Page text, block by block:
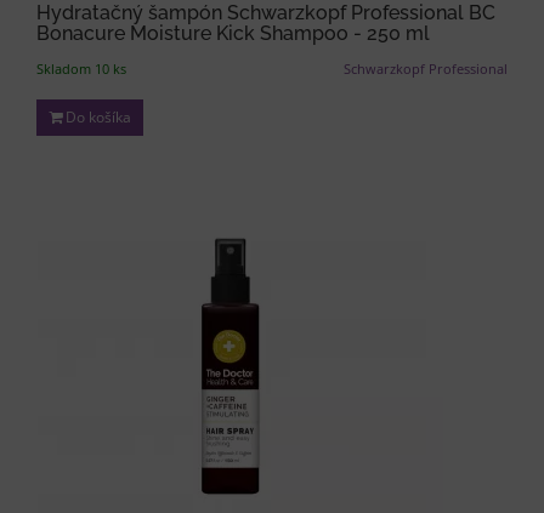
Hydratačný šampón Schwarzkopf Professional BC
Bonacure Moisture Kick Shampoo - 250 ml
Schwarzkopf Professional
Skladom 10 ks
Do košíka